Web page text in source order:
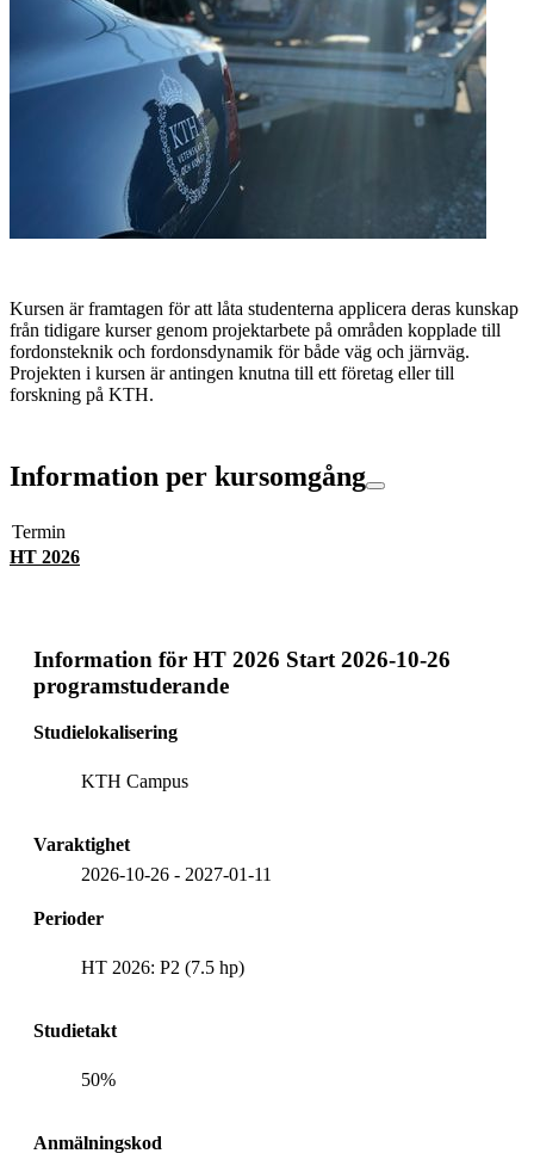
Kursen är framtagen för att låta studenterna applicera deras kunskap
från tidigare kurser genom projektarbete på områden kopplade till
fordonsteknik och fordonsdynamik för både väg och järnväg.
Projekten i kursen är antingen knutna till ett företag eller till
forskning på KTH.
Information per kursomgång
Termin
HT 2026
Information för HT 2026 Start 2026-10-26
programstuderande
Studielokalisering
KTH Campus
Varaktighet
2026-10-26 - 2027-01-11
Perioder
HT 2026: P2 (7.5 hp)
Studietakt
50%
Anmälningskod